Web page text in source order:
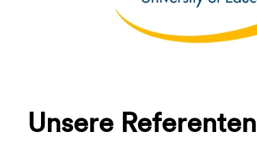
Unsere Referenten